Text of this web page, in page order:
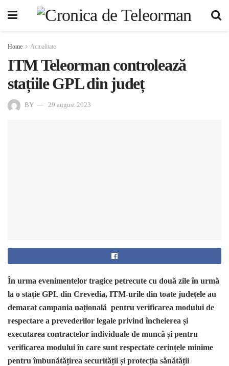
Home Actualitate
ITM Teleorman controlează
stațiile GPL din județ
BY 29 august 2023
În urma evenimentelor tragice petrecute cu două zile în urmă
la o stație GPL din Crevedia, ITM-urile din toate județele au
demarat campania națională pentru verificarea modului de
respectare a prevederilor legale privind încheierea și
executarea contractelor individuale de muncă și pentru
verificarea modului în care sunt respectate cerințele minime
pentru îmbunătățirea securității și protecția sănătății